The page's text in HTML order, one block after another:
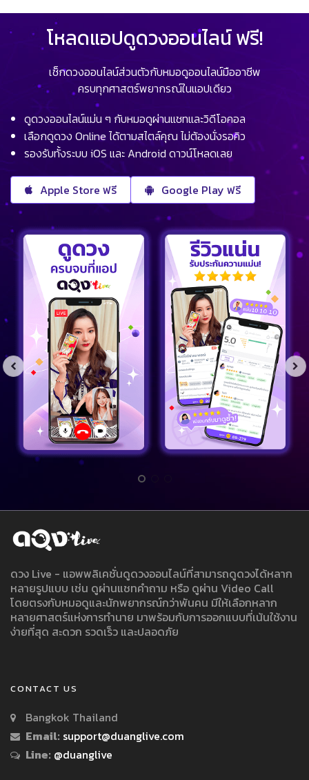
โหลดแอปดูดวงออนไลน์ ฟรี!
เช็กดวงออนไลน์ส่วนตัวกับหมอดูออนไลน์มืออาชีพ
ครบทุกศาสตร์พยากรณ์ในแอปเดียว
ดูดวงออนไลน์แม่น ๆ กับหมอดูผ่านแชทและวิดีโอคอล
เลือกดูดวง Online ได้ตามสไตล์คุณ ไม่ต้องนั่งรอคิว
รองรับทั้งระบบ iOS และ Android ดาวน์โหลดเลย
Apple Store ฟรี Google Play ฟรี
ดวง Live - แอพพลิเคชั่นดูดวงออนไลน์ที่สามารถดูดวงได้หลาก
หลายรูปแบบ เช่น ดูผ่านแชทคำถาม หรือ ดูผ่าน Video Call
โดยตรงกับหมอดูและนักพยากรณ์กว่าพันคน มีให้เลือกหลาก
หลายศาสตร์แห่งการทำนาย มาพร้อมกับการออกแบบที่เน้นใช้งาน
ง่ายที่สุด สะดวก รวดเร็ว และปลอดภัย
CONTACT US
Bangkok Thailand
Email: support@duanglive.com
Line: @duanglive